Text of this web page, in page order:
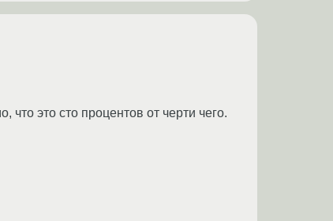
это сто процентов от черти чего.